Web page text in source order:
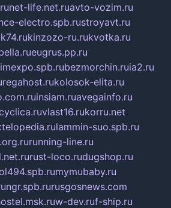
net-life.net.ruavto-vozim.ru
electro.spb.rustroyavt.ru
kinzozo-ru.rukvotka.ru
eugrus.pp.ru
bezmorchin.ruia2.ru
regahost.rukolosok-elita.ru
insiam.ruavegainfo.ru
vlast16.rukorru.net
lammin-suo.spb.ru
running-line.ru
rust-loco.rudugshop.ru
mymubaby.ru
ngr.spb.rurusgosnews.com
w-dev.ruf-ship.ru